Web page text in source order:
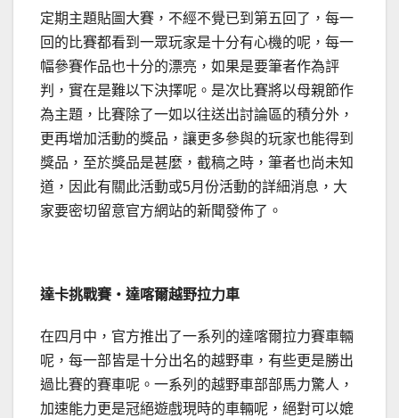
定期主題貼圖大賽，不經不覺已到第五回了，每一
回的比賽都看到一眾玩家是十分有心機的呢，每一
幅參賽作品也十分的漂亮，如果是要筆者作為評
判，實在是難以下決擇呢。是次比賽將以母親節作
為主題，比賽除了一如以往送出討論區的積分外，
更再增加活動的獎品，讓更多參與的玩家也能得到
獎品，至於獎品是甚麼，截稿之時，筆者也尚未知
道，因此有關此活動或5月份活動的詳細消息，大
家要密切留意官方網站的新聞發佈了。
達卡挑戰賽‧達喀爾越野拉力車
在四月中，官方推出了一系列的達喀爾拉力賽車輛
呢，每一部皆是十分出名的越野車，有些更是勝出
過比賽的賽車呢。一系列的越野車部部馬力驚人，
加速能力更是冠絕遊戲現時的車輛呢，絕對可以媲